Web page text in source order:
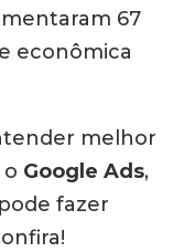
67
econômica
melhor
Google Ads,
fazer